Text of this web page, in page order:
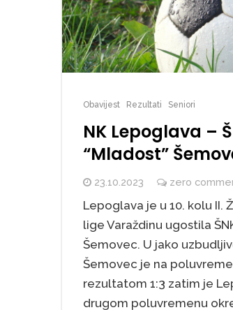
Obavijest Rezultati Seniori
NK Lepoglava –
“Mladost”
23.10.2023 zero
Lepoglava je u 10. kolu II.
lige Varaždinu ugostila
Šemovec. U jako
Šemovec je na
rezultatom 1:3 zatim je
drugom poluvremenu